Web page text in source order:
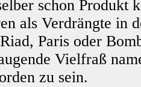
schon Produkt
als Verdrängte in
Paris oder
Vielfraß
zu sein.